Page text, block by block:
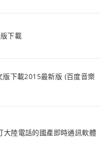
下載
版下載2015最新版 (百度音樂
大陸電話的國產即時通訊軟體